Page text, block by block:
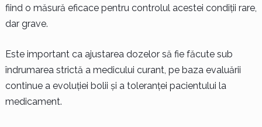
fiind o măsură eficace pentru controlul acestei condiții rare,
dar grave.
Este important ca ajustarea dozelor să fie făcute sub
îndrumarea strictă a medicului curant, pe baza evaluării
continue a evoluției bolii și a toleranței pacientului la
medicament.